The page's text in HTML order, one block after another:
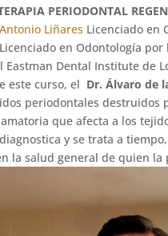
PERIODONTAL
Antonio Liñares Licenciado en
Licenciado en Odontología
Eastman Dental Institute de
este curso, el Dr.Álvaro de
periodontales destruidos
que afecta a los
y se trata a
la salud general de quien la